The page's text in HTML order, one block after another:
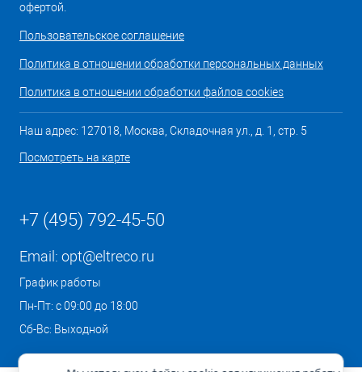
офертой.
Пользовательское соглашение
Политика в отношении обработки персональных данных
Политика в отношении обработки файлов cookies
Наш адрес: 127018, Москва, Складочная ул., д. 1, стр. 5
Посмотреть на карте
+7 (495) 792-45-50
Email: opt@eltreco.ru
График работы
Пн-Пт: с 09:00 до 18:00
Сб-Вс: Выходной